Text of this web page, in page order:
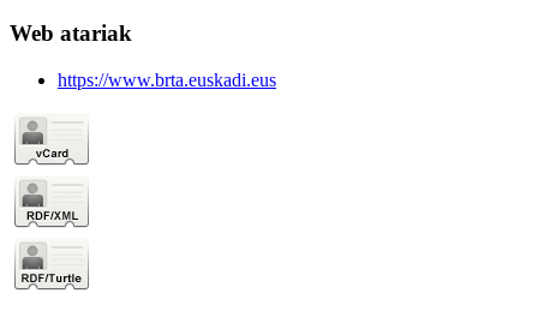
Web atariak
https://www.brta.euskadi.eus